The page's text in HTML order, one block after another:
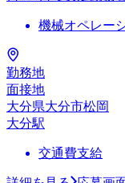
機械オペレー
勤務地
面接地
大分県大分市松岡
大分駅
交通費支給